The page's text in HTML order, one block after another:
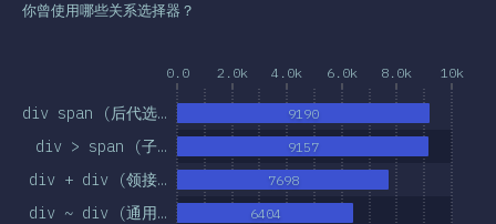
你曾使用哪些关系选择器？
0.0 2.0k 4.0k 6.0k 8.0k 10k
div ~ div (通用…
div + div (领接…
div > span (子…
div span (后代选…
6404
7698
9157
9190